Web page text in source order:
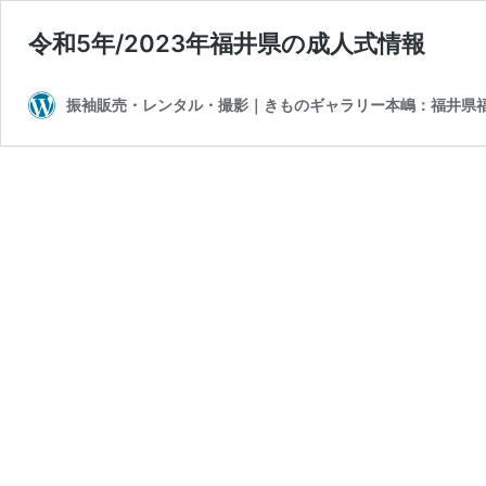
令和5年/2023年福井県の成人式情報
振袖販売・レンタル・撮影｜きものギャラリー本嶋：福井県